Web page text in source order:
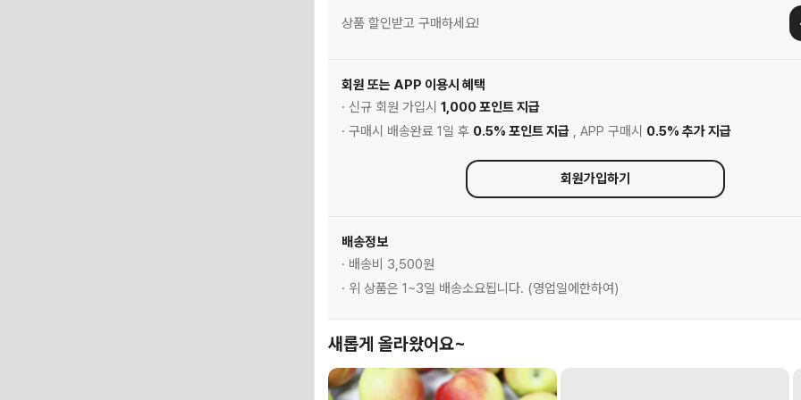
상품 할인받고 구매하세요!
회원 또는 APP 이용시 혜택
· 신규 회원 가입시 1,000 포인트 지급
· 구매시 배송완료 1일 후 0.5% 포인트 지급 , APP 구매시 0.5% 추가 지급
회원가입하기
배송정보
· 배송비 3,500원
· 위 상품은 1~3일 배송소요됩니다. (영업일에한하여)
새롭게 올라왔어요~